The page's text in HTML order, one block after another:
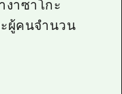
าซาโกะ
ผู้คนจำนวน